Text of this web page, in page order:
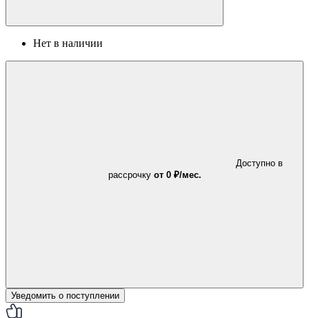
Нет в наличии
Доступно в
рассрочку от 0 ₽/мес.
Уведомить о поступлении